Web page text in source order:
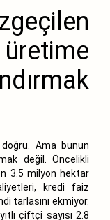
üretime
doğru. Ama bunun
değil. Öncelikli
3.5 milyon hektar
kredi faiz
tarlasını ekmiyor.
çiftçi sayısı 2.8